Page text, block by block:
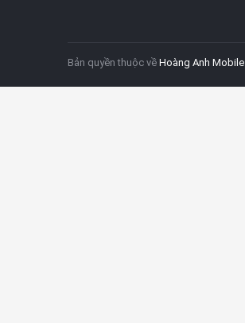
Bản quyền thuộc về Hoàng Anh Mobile